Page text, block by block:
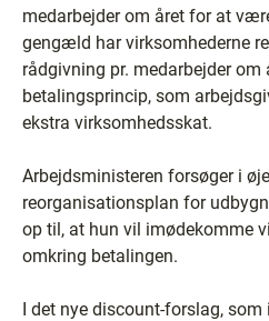
medarbejder om året for at
gengæld har virksomhederne
rådgivning pr. medarbejder om
betalingsprincip, som
ekstra virksomhedsskat.
Arbejdsministeren forsøger i
reorganisationsplan for
op til, at hun vil imødekomme
omkring betalingen.
I det nye discount-forslag,